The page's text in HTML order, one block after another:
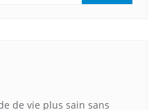
de vie plus sain sans